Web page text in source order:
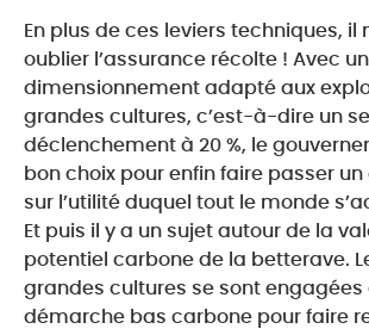
En plus de ces leviers techniques, il
oublier l’assurance récolte ! Avec un
dimensionnement adapté aux
grandes cultures, c’est-à-dire un
déclenchement à 20 %, le
bon choix pour enfin faire passer
sur l’utilité duquel tout le monde
Et puis il y a un sujet autour de la
potentiel carbone de la betterave.
grandes cultures se sont engagées
démarche bas carbone pour faire